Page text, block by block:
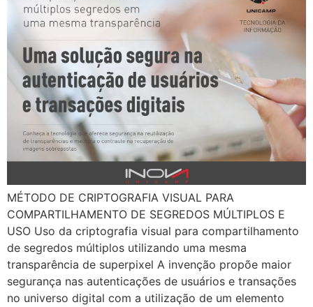
MÉTODO DE CRIPTOGRAFIA VISUAL PARA
COMPARTILHAMENTO DE SEGREDOS MÚLTIPLOS E
USO Uso da criptografia visual para compartilhamento
de segredos múltiplos utilizando uma mesma
transparência de superpixel A invenção propõe maior
segurança nas autenticações de usuários e transações
no universo digital com a utilização de um elemento